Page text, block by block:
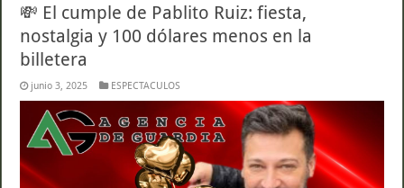
💸 El cumple de Pablito Ruiz: fiesta,
nostalgia y 100 dólares menos en la
billetera
junio 3, 2025 ESPECTACULOS